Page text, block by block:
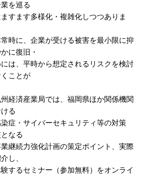
を巡る
ます多様化・複雑化しつつありま
、企業が受ける被害を最小限に抑
に復旧・
、平時から想定されるリスクを検討
ことが
産業局では、福岡県ほか関係機関
る
・サイバーセキュリティ等の対策
なる
続力強化計画の策定ポイント、実際
し、
るセミナー（参加無料）をオンライ